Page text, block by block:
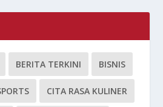
BERITA TERKINI BISNIS
CITA RASA KULINER